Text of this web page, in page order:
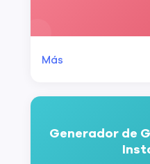
Más
Generador de